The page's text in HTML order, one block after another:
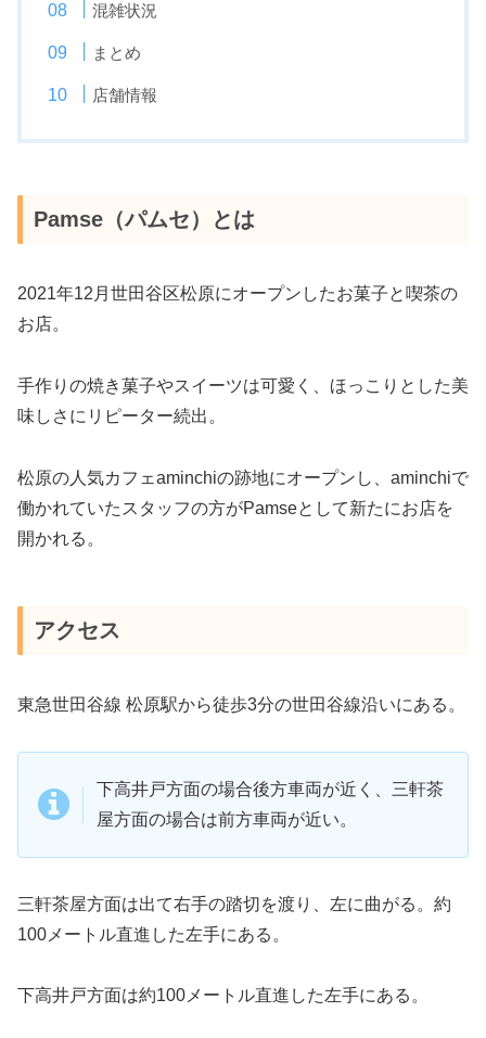
混雑状況
まとめ
店舗情報
Pamse（パムセ）とは
2021年12月世田谷区松原にオープンしたお菓子と喫茶の
お店。
手作りの焼き菓子やスイーツは可愛く、ほっこりとした美
味しさにリピーター続出。
松原の人気カフェaminchiの跡地にオープンし、aminchiで
働かれていたスタッフの方がPamseとして新たにお店を
開かれる。
アクセス
東急世田谷線 松原駅から徒歩3分の世田谷線沿いにある。
下高井戸方面の場合後方車両が近く、三軒茶
屋方面の場合は前方車両が近い。
三軒茶屋方面は出て右手の踏切を渡り、左に曲がる。約
100メートル直進した左手にある。
下高井戸方面は約100メートル直進した左手にある。